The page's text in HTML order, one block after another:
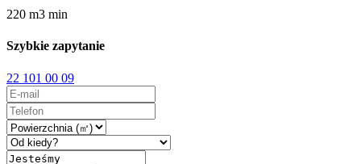
220 m3 min
Szybkie zapytanie
22 101 00 09